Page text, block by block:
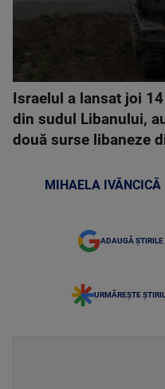
Israelul a lansat joi
din sudul Libanului,
două surse libaneze
MIHAELA IVĂNCICĂ
ADAUGĂ ȘTIRILE
URMĂREȘTE